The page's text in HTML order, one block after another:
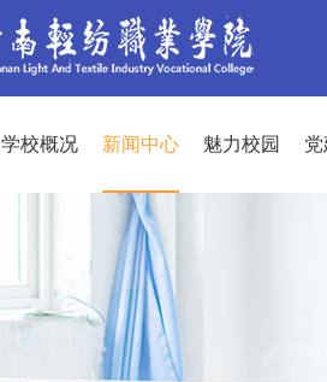
学校概况 新闻中心 魅力校园